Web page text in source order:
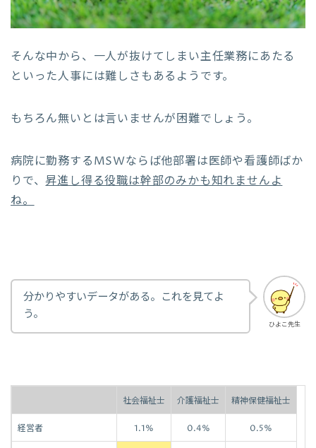
そんな中から、一人が抜けてしまい主任業務にあたる
といった人事には難しさもあるようです。
もちろん無いとは言いませんが困難でしょう。
病院に勤務するMSWならば他部署は医師や看護師ばか
りで、昇進し得る役職は幹部のみかも知れませんよ
ね。
ひよこ先生
分かりやすいデータがある。これを見てよ
う。
社会福祉士 介護福祉士 精神保健福祉士
経営者 1.1% 0.4% 0.5%